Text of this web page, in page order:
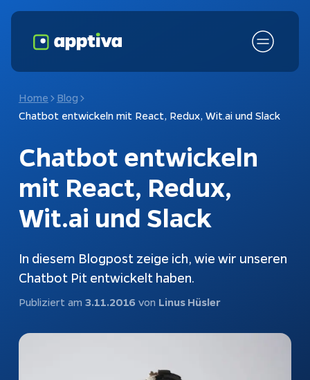
Home
Blog
Chatbot entwickeln mit React, Redux, Wit.ai und Slack
Chatbot entwickeln
mit React, Redux,
Wit.ai und Slack
In diesem Blogpost zeige ich, wie wir unseren
Chatbot Pit entwickelt haben.
Publiziert am 3.11.2016 von Linus Hüsler
Fokusthemen
Schnittstellen
Konfiguratoren
Webshops
KI-Chatbot
Chatbots
Kundenanfragen